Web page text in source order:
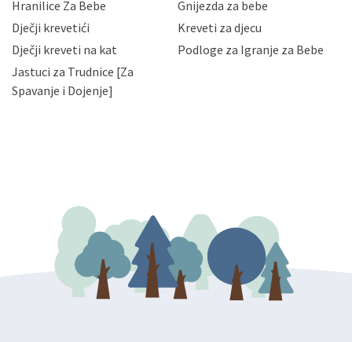
slučajevima koji su dozvoljeni zakonima. Napominjemo
da možete u svako doba, u potpunosti ili djelomice,
zatražiti prestanak aktivnosti obrade Vaših osobnih
podataka. Opoziv privole možete podnijeti poštom na
gore navedenu adresu ili e-mailom na adresu:
Hranilice Za Bebe
Gnijezda za bebe
Dječji krevetići
Kreveti za djecu
Dječji kreveti na kat
Podloge za Igranje za Bebe
Jastuci za Trudnice [Za
Spavanje i Dojenje]